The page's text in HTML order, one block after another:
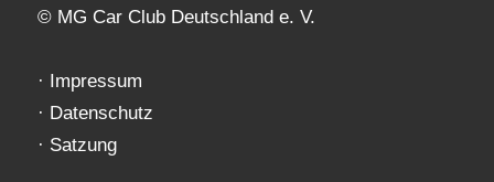
© MG Car Club Deutschland e. V.
· Impressum
· Datenschutz
· Satzung